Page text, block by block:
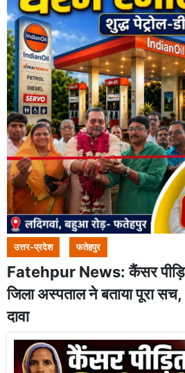
उत्तर-प्रदेश फतेहपुर
Fatehpur News: कैंसर पीड़ित
जिला अस्पताल ने बताया पूरा
दावा